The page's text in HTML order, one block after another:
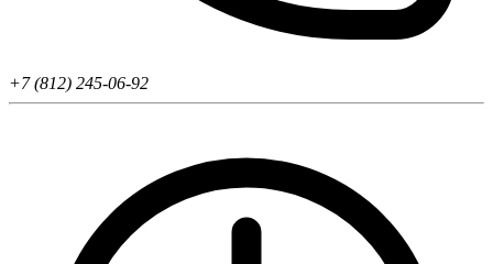
+7 (812) 245-06-92